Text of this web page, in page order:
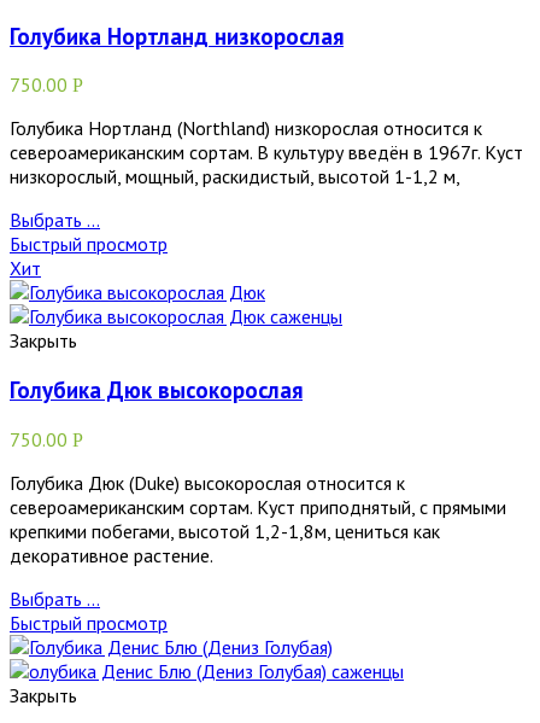
Голубика Нортланд низкорослая
750.00 Р
Голубика Нортланд (Northland) низкорослая относится к
североамериканским сортам. В культуру введён в 1967г. Куст
низкорослый, мощный, раскидистый, высотой 1-1,2 м,
Выбрать ...
Быстрый просмотр
Хит
Закрыть
Голубика Дюк высокорослая
750.00 Р
Голубика Дюк (Duke) высокорослая относится к
североамериканским сортам. Куст приподнятый, с прямыми
крепкими побегами, высотой 1,2-1,8м, цениться как
декоративное растение.
Выбрать ...
Быстрый просмотр
Закрыть